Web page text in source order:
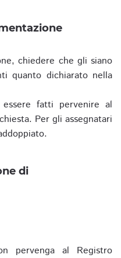
chiedere che gli siano
quanto dichiarato nella
fatti pervenire al
Per gli assegnatari
di
pervenga al Registro